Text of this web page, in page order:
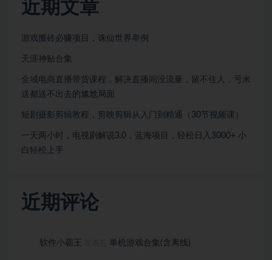
近期文章
游戏搬砖必赚项目，诛仙世界举例
天涯神贴合集
全域电商直播带货课程，解决直播间没流量，留不住人，亏米
送都送不出去的尴尬局面
短剧摄影剪辑教程，剪映剪辑从入门到精通（30节视频课）
一天两小时，电视剧解说3.0，蓝海项目，轻松日入3000+ 小
白轻松上手
近期评论
软件小霸王 单机游戏合集(含离线)